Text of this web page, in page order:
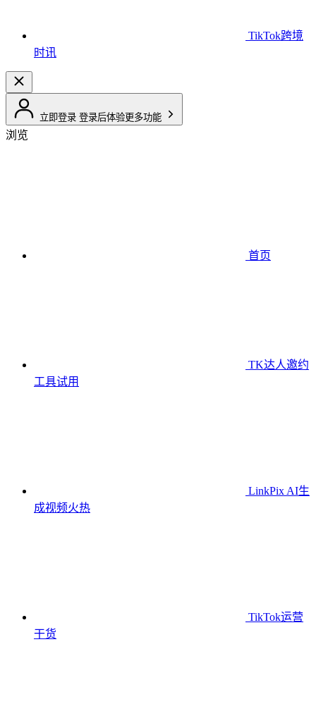
TikTok跨境
时讯
立即登录 登录后体验更多功能
浏览
首页
TK达人邀约
工具试用
LinkPix AI生
成视频火热
TikTok运营
干货